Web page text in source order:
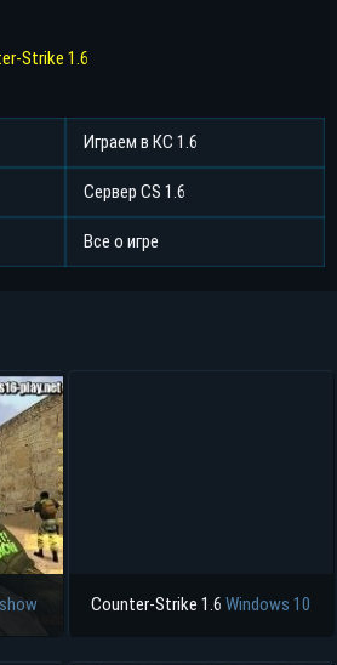
Strike 1.6
Играем в КС 1.6
Сервер CS 1.6
Все о игре
Counter-Strike 1.6 Windows 10